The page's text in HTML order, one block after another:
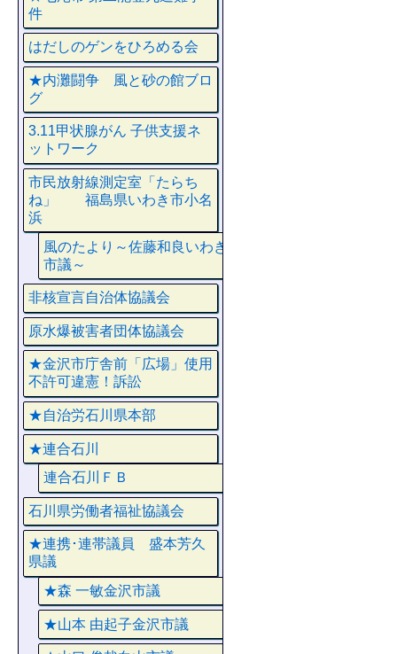
件
はだしのゲンをひろめる会
★内灘闘争 風と砂の館ブロ
グ
3.11甲状腺がん 子供支援ネ
ットワーク
市民放射線測定室「たらち
ね」 福島県いわき市小名
浜
風のたより～佐藤和良いわき
市議～
非核宣言自治体協議会
原水爆被害者団体協議会
★金沢市庁舎前「広場」使用
不許可違憲！訴訟
★自治労石川県本部
★連合石川
連合石川ＦＢ
石川県労働者福祉協議会
★連携･連帯議員 盛本芳久
県議
★森 一敏金沢市議
★山本 由起子金沢市議